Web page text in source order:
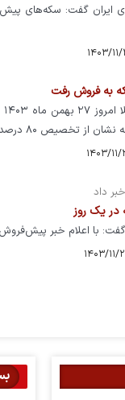
ایران گفت: سکه‌های
سکه در این حراج دارد.
داد
با اعلام خبر پیش‌فروش یک